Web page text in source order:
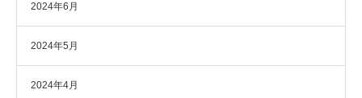
2024年6月
2024年5月
2024年4月